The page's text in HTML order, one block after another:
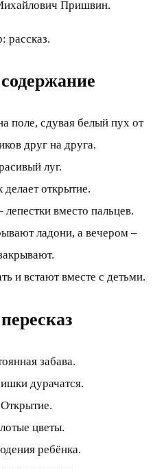
Пришвин.
рассказ.
поле, сдувая белый пух от
друг на друга.
луг.
делает открытие.
вместо пальцев.
ладони, а вечером –
и встают вместе с детьми.
забава.
дурачатся.
Открытие.
цветы.
ребёнка.